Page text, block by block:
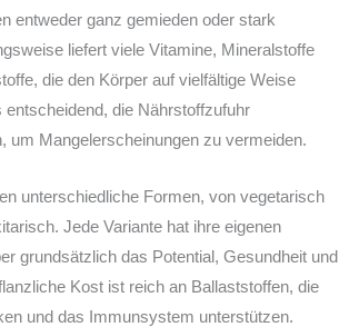
entweder ganz gemieden oder stark
liefert viele Vitamine, Mineralstoffe
die den Körper auf vielfältige Weise
die Nährstoffzufuhr
um Mangelerscheinungen zu vermeiden.
unterschiedliche Formen, von vegetarisch
Jede Variante hat ihre eigenen
grundsätzlich das Potential, Gesundheit und
Kost ist reich an Ballaststoffen, die
und das Immunsystem unterstützen.